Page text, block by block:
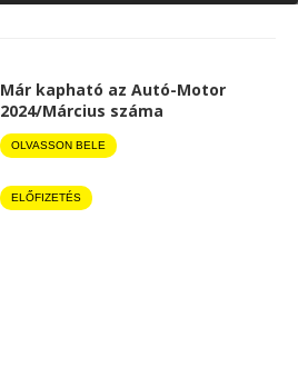
Már kapható az Autó-Motor
2024/Március száma
OLVASSON BELE
ELŐFIZETÉS